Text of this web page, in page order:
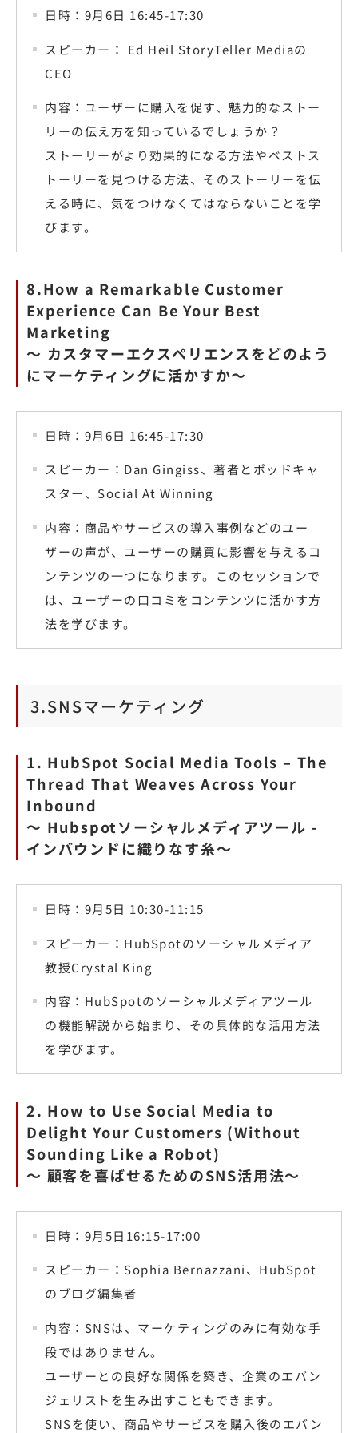
日時：9月6日 16:45-17:30
スピーカー： Ed Heil StoryTeller Mediaの
CEO
内容：ユーザーに購入を促す、魅力的なストー
リーの伝え方を知っているでしょうか？
ストーリーがより効果的になる方法やベストス
トーリーを見つける方法、そのストーリーを伝
える時に、気をつけなくてはならないことを学
びます。
8.How a Remarkable Customer
Experience Can Be Your Best
Marketing
〜 カスタマーエクスペリエンスをどのよう
にマーケティングに活かすか〜
日時：9月6日 16:45-17:30
スピーカー：Dan Gingiss、著者とポッドキャ
スター、Social At Winning
内容：商品やサービスの導入事例などのユー
ザーの声が、ユーザーの購買に影響を与えるコ
ンテンツの一つになります。このセッションで
は、ユーザーの口コミをコンテンツに活かす方
法を学びます。
3.SNSマーケティング
1. HubSpot Social Media Tools – The
Thread That Weaves Across Your
Inbound
〜 Hubspotソーシャルメディアツール -
インバウンドに織りなす糸〜
日時：9月5日 10:30-11:15
スピーカー：HubSpotのソーシャルメディア
教授Crystal King
内容：HubSpotのソーシャルメディアツール
の機能解説から始まり、その具体的な活用方法
を学びます。
2. How to Use Social Media to
Delight Your Customers (Without
Sounding Like a Robot)
〜 顧客を喜ばせるためのSNS活用法〜
日時：9月5日16:15-17:00
スピーカー：Sophia Bernazzani、HubSpot
のブログ編集者
内容：SNSは、マーケティングのみに有効な手
段ではありません。
ユーザーとの良好な関係を築き、企業のエバン
ジェリストを生み出すこともできます。
SNSを使い、商品やサービスを購入後のエバン